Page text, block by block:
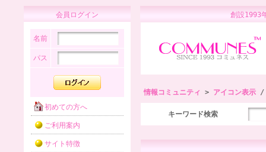
会員ログイン
名前
パス
初めての方へ
ご利用案内
サイト特徴
創設
情報コミュニティ > アイコン表示 /
キーワード検索